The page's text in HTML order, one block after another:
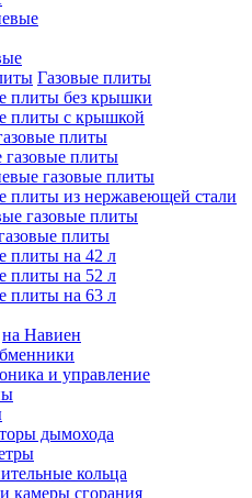
Газовые плиты
плиты без крышки
плиты с крышкой
плиты
газовые плиты
газовые плиты
плиты из нержавеющей стали
газовые плиты
плиты
плиты на 42 л
плиты на 52 л
плиты на 63 л
на Навиен
и управление
дымохода
кольца
камеры сгорания